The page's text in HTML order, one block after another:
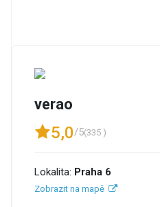
verao
5,0/5(335 )
Lokalita: Praha 6
Zobrazit na mapě